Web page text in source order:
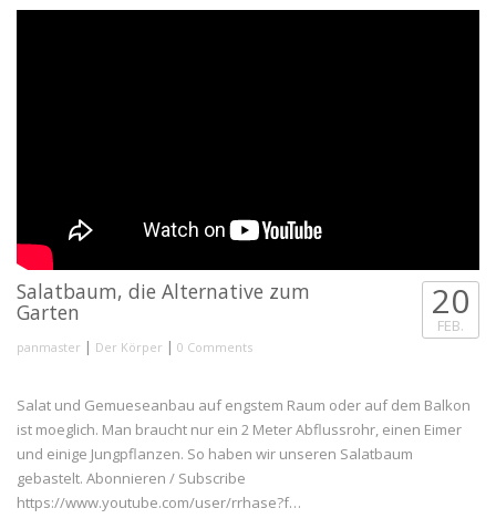
Salatbaum, die Alternative zum
Garten
panmaster | Der Körper | 0 Comments
20
FEB.
Salat und Gemueseanbau auf engstem Raum oder auf dem Balkon
ist moeglich. Man braucht nur ein 2 Meter Abflussrohr, einen Eimer
und einige Jungpflanzen. So haben wir unseren Salatbaum
gebastelt. Abonnieren / Subscribe
https://www.youtube.com/user/rrhase?f…